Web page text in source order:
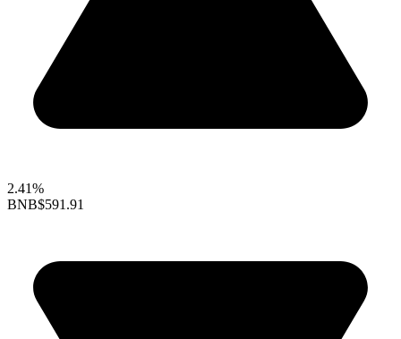
2.41%
BNB$591.91